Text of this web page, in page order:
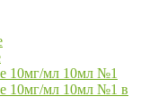
10мг/мл 10мл №1
10мг/мл 10мл №1 в